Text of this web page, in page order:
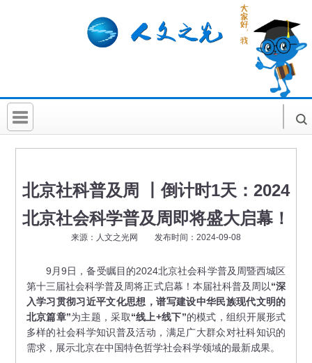
首 页
科普活动
北京社科普及周 丨倒计时1天：2024
北京社会科学普及周即将盛大启幕！
来源：人文之光网 发布时间：2024-09-08
9月9日，备受瞩目的2024北京社会科学普及周暨西城区
第十三届社会科学普及周将正式启幕！本届社科普及周以“深
入学习贯彻习近平文化思想，谱写建设中华民族现代文明的
北京篇章”为主题，采取“线上+线下”的模式，组织开展形式
多样的社会科学知识普及活动，满足广大群众对社科知识的
需求，展示北京在中国特色哲学社会科学领域的最新成果。